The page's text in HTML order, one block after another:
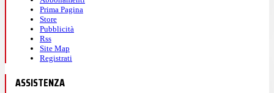
Prima Pagina
Store
Pubblicità
Rss
Site Map
Registrati
ASSISTENZA